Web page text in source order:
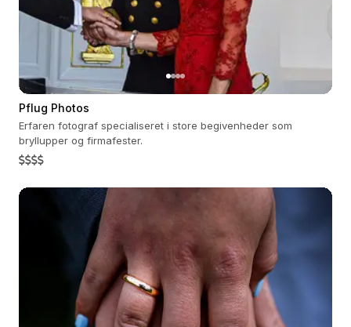
Pflug Photos
Erfaren fotograf specialiseret i store begivenheder som
bryllupper og firmafester.